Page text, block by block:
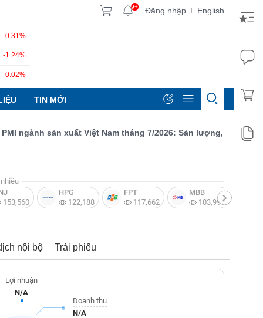
9+ Đăng nhập | English
-0.31%
-1.24%
-0.02%
TIN MỚI
sản xuất Việt Nam tháng 7/2026: Sản lượng, số lượng
153,560
HPG
122,188
FPT
117,662
MBB
103,997
nội bộ Trái phiếu
Lợi nhuận
N/A
Doanh thu
N/A